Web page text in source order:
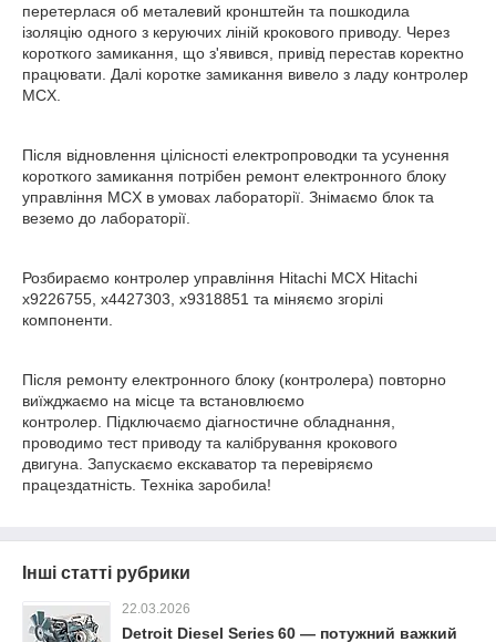
перетерлася об металевий кронштейн та пошкодила
ізоляцію одного з керуючих ліній крокового приводу. Через
короткого замикання, що з'явився, привід перестав коректно
працювати. Далі коротке замикання вивело з ладу контролер
MCX.
Після відновлення цілісності електропроводки та усунення
короткого замикання потрібен ремонт електронного блоку
управління MCX в умовах лабораторії. Знімаємо блок та
веземо до лабораторії.
Розбираємо контролер управління Hitachi MCX Hitachi
x9226755, x4427303, x9318851 та міняємо згорілі
компоненти.
Після ремонту електронного блоку (контролера) повторно
виїжджаємо на місце та встановлюємо
контролер. Підключаємо діагностичне обладнання,
проводимо тест приводу та калібрування крокового
двигуна. Запускаємо екскаватор та перевіряємо
працездатність. Техніка заробила!
Інші статті рубрики
22.03.2026
Detroit Diesel Series 60 — потужний важкий